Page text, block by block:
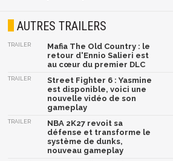
AUTRES TRAILERS
TRAILER
Mafia The Old Country : le
retour d'Ennio Salieri est
au cœur du premier DLC
TRAILER
Street Fighter 6 : Yasmine
est disponible, voici une
nouvelle vidéo de son
gameplay
TRAILER
NBA 2K27 revoit sa
défense et transforme le
système de dunks,
nouveau gameplay